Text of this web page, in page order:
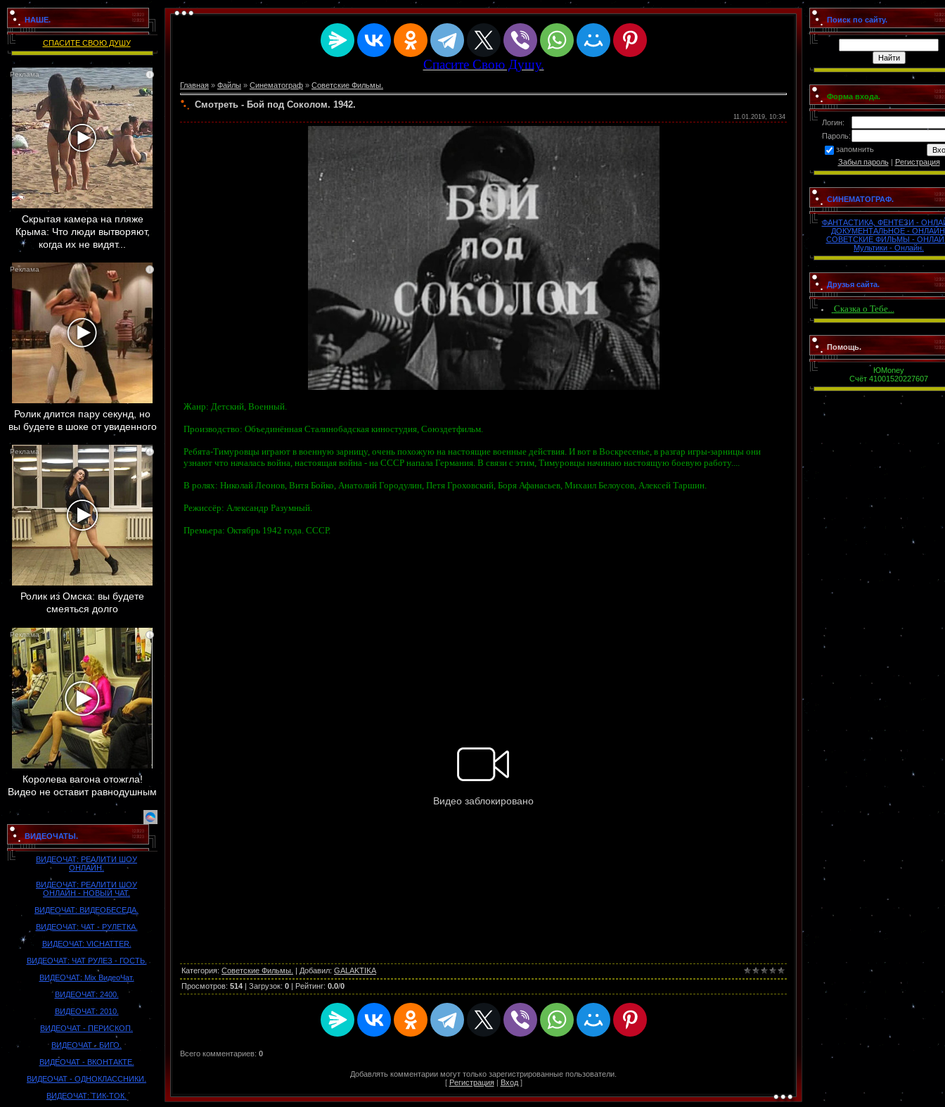
НАШЕ.
СПАСИТЕ СВОЮ ДУШУ
i
Скрытая камера на пляже
Крыма: Что люди вытворяют,
когда их не видят...
i
Ролик длится пару секунд, но
вы будете в шоке от увиденного
i
Ролик из Омска: вы будете
смеяться долго
i
Королева вагона отожгла!
Видео не оставит равнодушным
ВИДЕОЧАТЫ.
ВИДЕОЧАТ: РЕАЛИТИ ШОУ
ОНЛАЙН.
ВИДЕОЧАТ: РЕАЛИТИ ШОУ
ОНЛАЙН - НОВЫЙ ЧАТ.
ВИДЕОЧАТ: ВИДЕОБЕСЕДА.
ВИДЕОЧАТ: ЧАТ - РУЛЕТКА.
BИДEOЧAT: VICHATTER.
ВИДЕОЧАТ: ЧАТ РУЛЕЗ - ГОСТЬ.
ВИДЕОЧАТ: Mix ВидеоЧат.
ВИДЕОЧАТ: 2400.
ВИДЕОЧАТ: 2010.
ВИДЕОЧАТ - ПЕРИСКОП.
ВИДЕОЧАТ - БИГО.
ВИДЕОЧАТ - ВКОНТАКТЕ.
ВИДЕОЧАТ - ОДНОКЛАССНИКИ.
ВИДЕОЧАТ: ТИК-ТОК.
Спасите Свою Душу.
Главная » Файлы » Синематограф » Советские Фильмы.
Смотреть - Бой под Соколом. 1942.
11.01.2019, 10:34
Жанр: Детский, Военный.
Производство: Объединённая Сталинобадская киностудия, Союздетфильм.
Ребята-Тимуровцы играют в военную зарницу, очень похожую на настоящие военные действия. И вот в Воскресенье, в разгар игры-зарницы они
узнают что началась война, настоящая война - на СССР напала Германия. В связи с этим, Тимуровцы начинаю настоящую боевую работу....
В ролях: Николай Леонов, Витя Бойко, Анатолий Городулин, Петя Гроховский, Боря Афанасьев, Михаил Белоусов, Алексей Таршин.
Режиссёр: Александр Разумный.
Премьера: Октябрь 1942 года. СССР.
Категория: Советские Фильмы. | Добавил: GALAKTIKA
Просмотров: 514 | Загрузок: 0 | Рейтинг: 0.0/0
Всего комментариев: 0
Добавлять комментарии могут только зарегистрированные пользователи.
[ Регистрация| Вход]
Поиск по сайту.
Форма входа.
Логин:
Пароль:
запомнить
Забыл пароль| Регистрация
СИНЕМАТОГРАФ.
ФАНТАСТИКА, ФЕНТЕЗИ -
ДОКУМЕНТАЛЬНОЕ -
СОВЕТСКИЕ ФИЛЬМЫ -
Мультики - Онлайн.
Друзья сайта.
Сказка о Тебе...
Помощь.
ЮMoney
Счёт 41001520227607